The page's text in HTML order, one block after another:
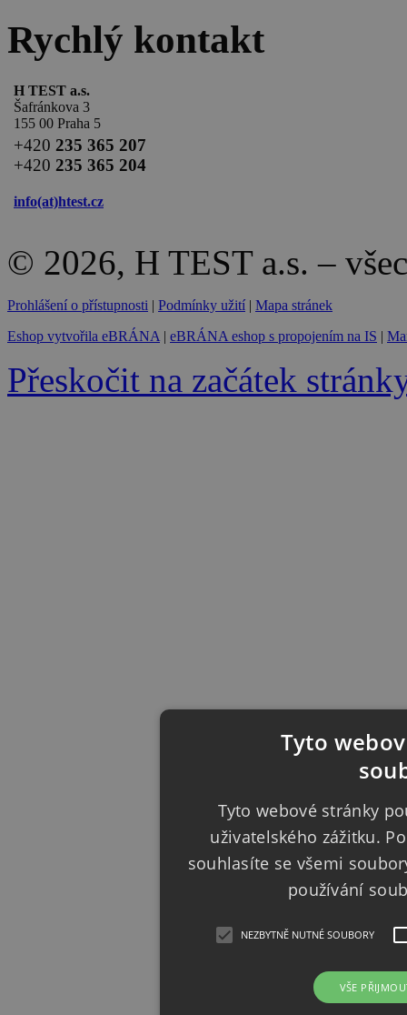
Rychlý kontakt
H TEST a.s.
Šafránkova 3
155 00 Praha 5
+420 235 365 207
+420 235 365 204
info(at)htest.cz
© 2026, H TEST a.s. –
Prohlášení o přístupnosti | Podmínky užití | Mapa stránek
Eshop vytvořila eBRÁNA | eBRÁNA eshop s propojením na IS |
Přeskočit na začátek
Tyto
Tyto webové stránky
uživatelského zážitku.
souhlasíte se všemi
používání
NEZBYTNĚ NUTNÉ SOUBORY
VŠE